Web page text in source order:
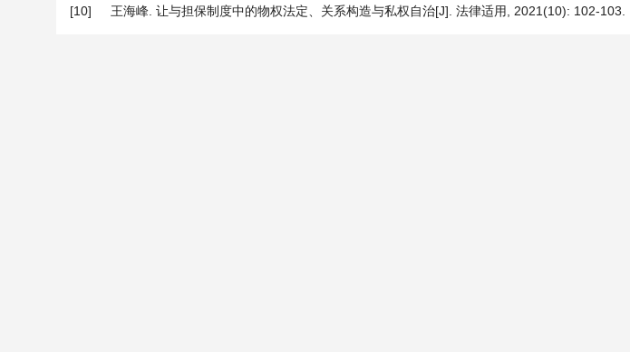
[10]
王海峰. 让与担保制度中的物权法定、关系构造与私权自治[J]. 法律适用, 2021(10): 102-103.